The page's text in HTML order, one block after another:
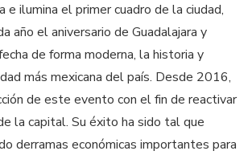
e ilumina el primer cuadro de la ciudad,
año el aniversario de Guadalajara y
de forma moderna, la historia y
más mexicana del país. Desde 2016,
de este evento con el fin de reactivar
la capital. Su éxito ha sido tal que
derramas económicas importantes para